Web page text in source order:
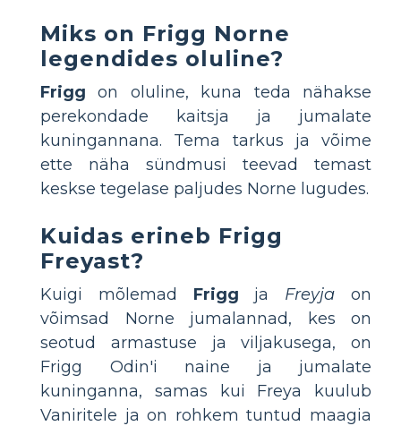
Miks on Frigg Norne
legendides oluline?
Frigg on oluline, kuna teda nähakse
perekondade kaitsja ja jumalate
kuningannana. Tema tarkus ja võime
ette näha sündmusi teevad temast
keskse tegelase paljudes Norne lugudes.
Kuidas erineb Frigg
Freyast?
Kuigi mõlemad Frigg ja Freyja on
võimsad Norne jumalannad, kes on
seotud armastuse ja viljakusega, on
Frigg Odin'i naine ja jumalate
kuninganna, samas kui Freya kuulub
Vaniritele ja on rohkem tuntud maagia